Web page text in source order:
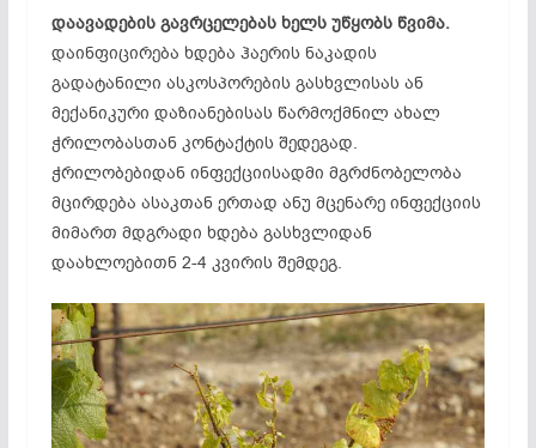
დაავადების გავრცელებას ხელს უწყობს წვიმა.
დაინფიცირება ხდება ჰაერის ნაკადის
გადატანილი ასკოსპორების გასხვლისას ან
მექანიკური დაზიანებისას წარმოქმნილ ახალ
ჭრილობასთან კონტაქტის შედეგად.
ჭრილობებიდან ინფექციისადმი მგრძნობელობა
მცირდება ასაკთან ერთად ანუ მცენარე ინფექციის
მიმართ მდგრადი ხდება გასხვლიდან
დაახლოებითნ 2-4 კვირის შემდეგ.